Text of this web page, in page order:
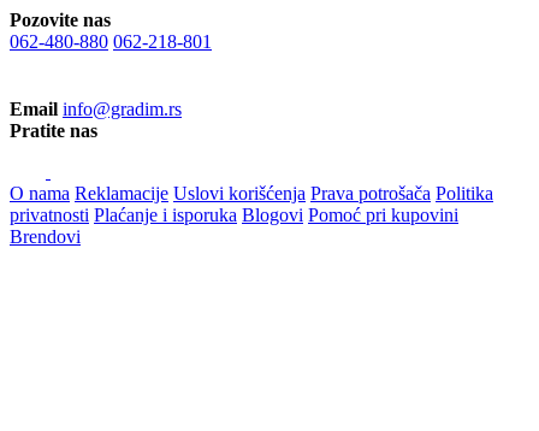
Pozovite nas
062-480-880 062-218-801
Email info@gradim.rs
Pratite nas
O nama Reklamacije Uslovi korišćenja Prava potrošača Politika
privatnosti Plaćanje i isporuka Blogovi Pomoć pri kupovini
Brendovi